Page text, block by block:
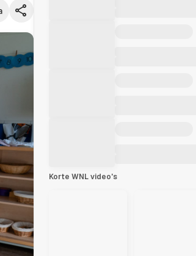
Korte WNL video's